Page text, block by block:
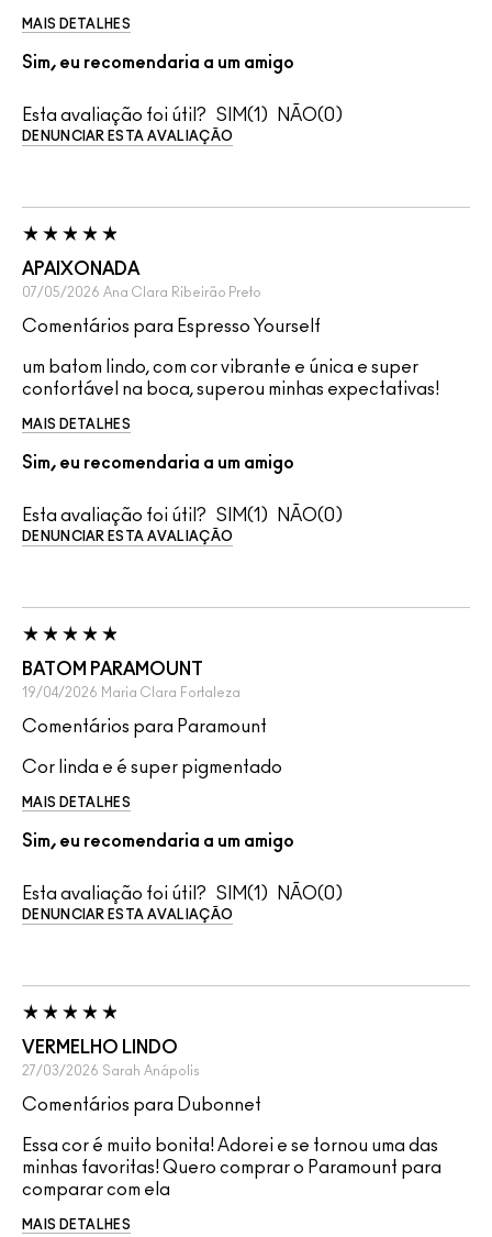
MAIS DETALHES
Sim, eu recomendaria a um amigo
Esta avaliação foi útil? 1 0
DENUNCIAR ESTA AVALIAÇÃO
APAIXONADA
07/05/2026 Ana Clara Ribeirão Preto
Comentários para Espresso Yourself
um batom lindo, com cor vibrante e única e super
confortável na boca, superou minhas expectativas!
MAIS DETALHES
Sim, eu recomendaria a um amigo
Esta avaliação foi útil? 1 0
DENUNCIAR ESTA AVALIAÇÃO
BATOM PARAMOUNT
19/04/2026 Maria Clara Fortaleza
Comentários para Paramount
Cor linda e é super pigmentado
MAIS DETALHES
Sim, eu recomendaria a um amigo
Esta avaliação foi útil? 1 0
DENUNCIAR ESTA AVALIAÇÃO
VERMELHO LINDO
27/03/2026 Sarah Anápolis
Comentários para Dubonnet
Essa cor é muito bonita! Adorei e se tornou uma das
minhas favoritas! Quero comprar o Paramount para
comparar com ela
MAIS DETALHES